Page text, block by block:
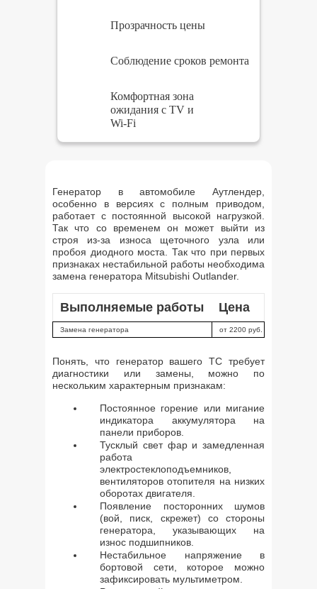
Прозрачность цены
Соблюдение сроков ремонта
Комфортная зона
ожидания с TV и
Wi-Fi
Генератор в автомобиле Аутлендер,
особенно в версиях с полным приводом,
работает с постоянной высокой нагрузкой.
Так что со временем он может выйти из
строя из-за износа щеточного узла или
пробоя диодного моста. Так что при первых
признаках нестабильной работы необходима
замена генератора Mitsubishi Outlander.
Выполняемые работы Цена
Замена генератора от 2200 руб.
Понять, что генератор вашего ТС требует
диагностики или замены, можно по
нескольким характерным признакам:
Постоянное горение или мигание
индикатора аккумулятора на
панели приборов.
Тусклый свет фар и замедленная
работа
электростеклоподъемников,
вентиляторов отопителя на низких
оборотах двигателя.
Появление посторонних шумов
(вой, писк, скрежет) со стороны
генератора, указывающих на
износ подшипников.
Нестабильное напряжение в
бортовой сети, которое можно
зафиксировать мультиметром.